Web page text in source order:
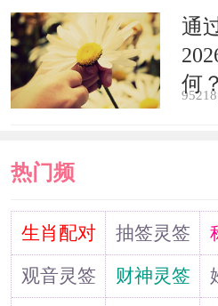
通
何
热门频
道生肖配对 抽签灵签
观音灵签
财神灵签